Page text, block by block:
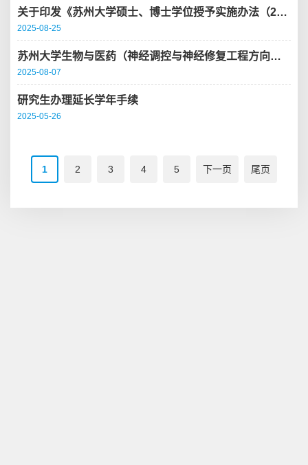
关于印发《苏州大学硕士、博士学位授予实施办法（2025年修订）》的通知
2025-08-25
苏州大学生物与医药（神经调控与神经修复工程方向） 硕士专业学位研究生专业实践大纲...
2025-08-07
研究生办理延长学年手续
2025-05-26
1 2 3 4 5 下一页 尾页